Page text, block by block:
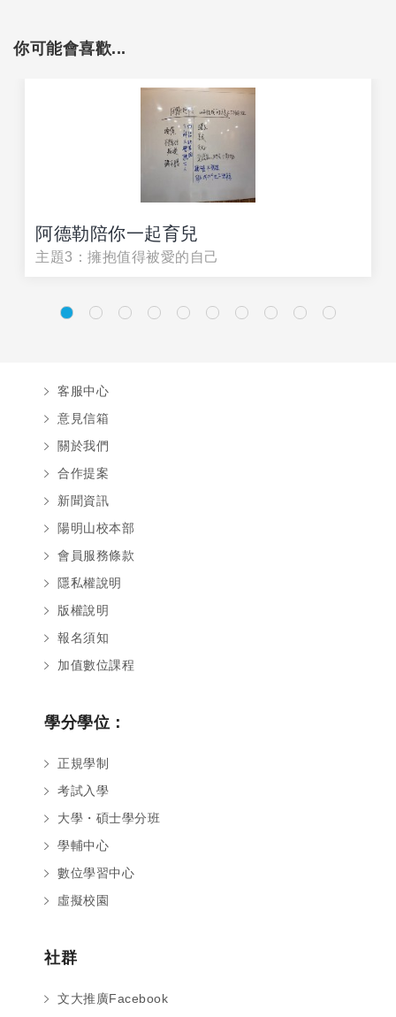
你可能會喜歡...
阿德勒陪你一起育兒
主題3：擁抱值得被愛的自己
客服中心
意見信箱
關於我們
合作提案
新聞資訊
陽明山校本部
會員服務條款
隱私權說明
版權說明
報名須知
加值數位課程
學分學位：
正規學制
考試入學
大學・碩士學分班
學輔中心
數位學習中心
虛擬校園
社群
文大推廣Facebook